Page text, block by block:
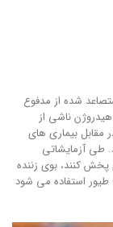
شده از مدفوع
ناشی از
مقابل بیماری های
طی آزمایشاتی
کنند، بوی زننده
استفاده می شود